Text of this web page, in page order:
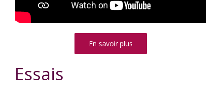
En savoir plus
Essais